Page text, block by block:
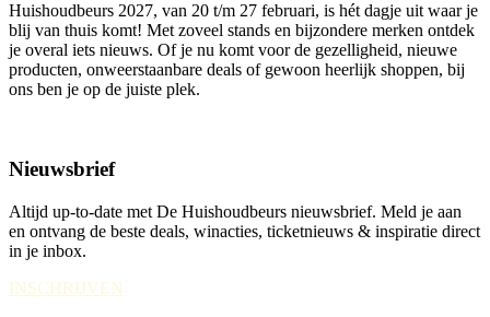
Huishoudbeurs 2027, van 20 t/m 27 februari, is hét dagje uit waar je
blij van thuis komt! Met zoveel stands en bijzondere merken ontdek
je overal iets nieuws. Of je nu komt voor de gezelligheid, nieuwe
producten, onweerstaanbare deals of gewoon heerlijk shoppen, bij
ons ben je op de juiste plek.
Nieuwsbrief
Altijd up-to-date met De Huishoudbeurs nieuwsbrief. Meld je aan
en ontvang de beste deals, winacties, ticketnieuws & inspiratie direct
in je inbox.
INSCHRIJVEN